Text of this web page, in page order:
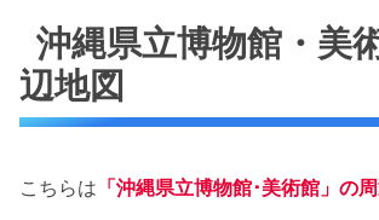
沖縄県立博物館・美
辺地図
こちらは 「沖縄県立博物館･美術館」の